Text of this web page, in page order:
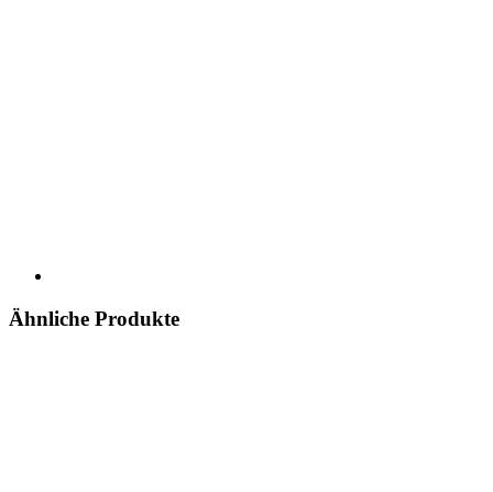
Ähnliche Produkte